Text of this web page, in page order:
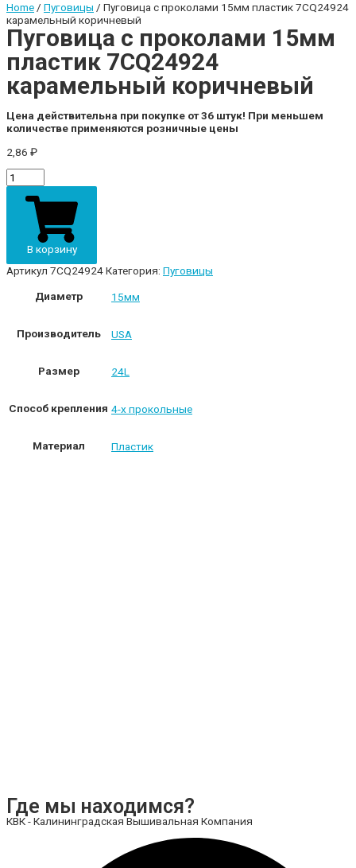
Home/ Пуговицы / Пуговица с проколами 15мм пластик 7CQ24924
карамельный коричневый
Пуговица с проколами 15мм
пластик 7CQ24924
карамельный коричневый
Цена действительна при покупке от 36 штук! При меньшем
количестве применяются розничные цены
2,86 ₽
Пуговица
с
проколами
пластик
7CQ24924
карамельный
коричневый
quantity
В корзину
Артикул 7CQ24924Категория: Пуговицы
Диаметр
15мм
Производитель USA
Размер 24L
Способ крепления 4-х прокольные
Материал Пластик
Где мы находимся?
КВК - Калининградская Вышивальная Компания